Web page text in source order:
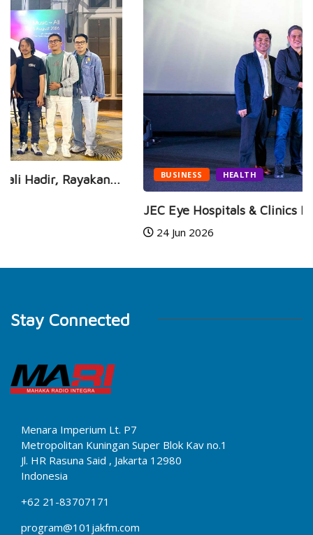
BUSINESS HEALTH
JEC Eye Hospitals & Clinics Raih Marketeers...
Stay Connected
Menara Imperium Lt. P7
Metropolitan Kuningan Super Blok Kav no.1
Jl. HR Rasuna Said , Jakarta 12980
Indonesia
+62 21-83707171
program@101jakfm.com